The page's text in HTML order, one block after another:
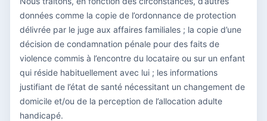
données comme la copie de l’ordonnance de protection
délivrée par le juge aux affaires familiales ; la copie d’une
décision de condamnation pénale pour des faits de
violence commis à l’encontre du locataire ou sur un enfant
qui réside habituellement avec lui ; les informations
justifiant de l’état de santé nécessitant un changement de
domicile et/ou de la perception de l’allocation adulte
handicapé.